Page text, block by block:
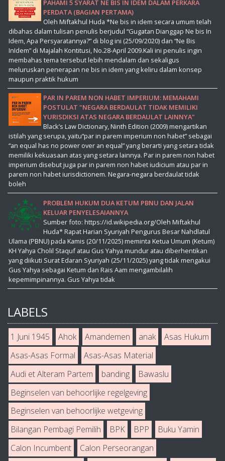
PAHAMI 5 SYARAT NE BIS IN IDEM DALAM PERKARA
PERDATA (BAGIAN PERTAMA)
Oleh Miftakhul Huda *Ne bis in idem secara umum telah
dibahas dalam tulisan penulis berjudul “Gugatan Dianggap Ne bis In
Idem, Apa Persyaratannya?” di blog ini (25/09/2020) dan “Ne Bis
InIdem” di Majalah Kontitusi, No.28-April 2009.Kali ini penulis ingin
membahas tema tersebut lebih mendalam dan sekaligus
meluruskan penerapan ne bis in idem yang keliru dalam konsep
maupun praktik hukum
PAR IN PAREM NON HABET IMPERIUM: MEMAHAMI
POSTULAT "NEGARA BERDAULAT TIDAK MEMILIKI
YURISDIKSI ATAS NEGARA BERDAULAT LAINNYA"
Black’s Law Dictionary, Ninth Edition (2009) mengartikan
istilah yang serupa, yaitu“par in parem imperium non habet” sebagai
“an equal has no power over an equal” yang berarti yang setara tidak
memiliki kekuasaan atas yang setara lainnya. Par in parem non habet
imperium disebut juga par in parem non habet iudicium atau par in
parem non habet iurisdictionem. Negara-negara berdaulat tidak
boleh
PROBLEM HUKUM DUA KETUM PBNU DAN JALAN
KELUAR PENYELESAIANNYA
Sumber foto: https://id.wikipedia.org/Oleh Miftakhul
Huda* Rapat Harian Syuriyah Pengurus Besar Nahdlatul
Ulama (PBNU) pada Kamis (20/11/2025) meminta Ketua Umum (Ketum)
KH Yahya Cholil Staquf atau Gus Yahya mundur atau diberhentikan
yang diikuti Surat Edaran Syuriyah (25/11/2025) yang tidak mengakui
Gus Yahya sebagai Ketum dan Rais Aam mengambilalih
kepemimpinannya. Gus Yahya tidak
LABELS
1 Juni 1945 Ahok Amandemen anak
Asas Hukum
Asas-Asas Formal
Asas-Asas Material
Audi et Alteram Partem
banding
Bawaslu
Beginselen van behoorlijke regelgeving
Beginselen van behoorlijke wetgeving
Bilangan Pembagi Pemilih
BPK BPP
Buku Yamin
Calon Incumbent
Calon Perseorangan